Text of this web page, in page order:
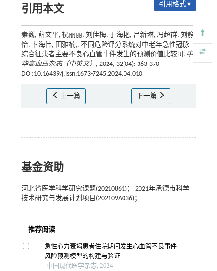
引用本文 引用格式 ▾
秦巍, 薛文平, 祝丽丽, 刘佳梅, 于海艳, 吕新琳, 冯超群, 刘静
怡, 卜海伟, 田雅楠,. 不同危险评分系统对中老年急性冠脉
综合征患者主要不良心血管事件发生的预测价值比较[J]. 中
华高血压杂志（中英文） , 2024, 32(04): 363-370
DOI:10.16439/j.issn.1673-7245.2024.04.010
上一篇 下一篇
基金资助
河北省医学科学研究课题(20210861)； 2021年承德市科学
技术研究与发展计划项目(202109A036)；